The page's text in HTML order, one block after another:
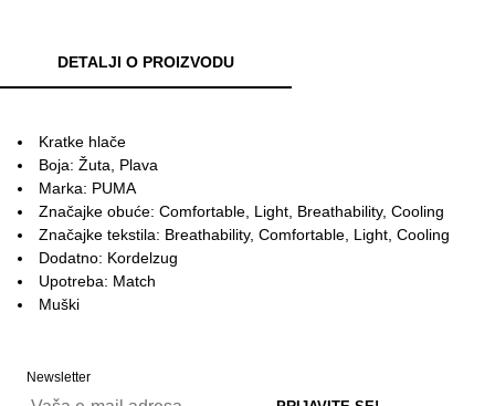
DETALJI O PROIZVODU
Kratke hlače
Boja: Žuta, Plava
Marka: PUMA
Značajke obuće: Comfortable, Light, Breathability, Cooling
Značajke tekstila: Breathability, Comfortable, Light, Cooling
Dodatno: Kordelzug
Upotreba: Match
Muški
Newsletter